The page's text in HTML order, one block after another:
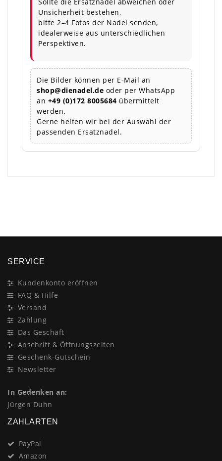
Unsicherheit bestehen,
bitte 2–4 Fotos der Nadel senden,
idealerweise aus unterschiedlichen
Perspektiven.
Die Bilder können per E-Mail an
shop@dienadel.de oder per WhatsApp
an +49 (0)172 8005684 übermittelt
werden.
Gerne helfen wir bei der Auswahl der
passenden Ersatznadel.
SERVICE
Kundenkonto eröffnen
FAQ & Hilfe
Versand
Zahlung
Das Geschäft
Anschrift & Öffnungszeiten
Geschenk-Gutschein
Newsletter
In Gedenken an:
Jürgen Duhn
ZAHLARTEN
PayPal
Amazon